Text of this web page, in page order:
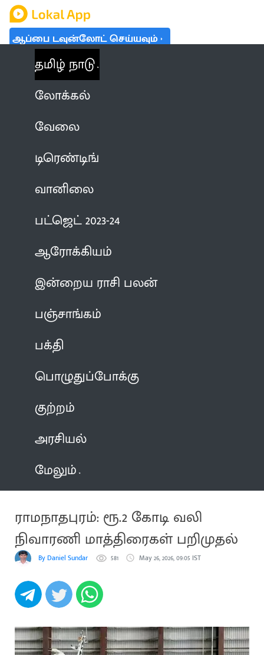
ஆப்பை டவுன்லோட் செய்யவும்
தமிழ் நாடு
லோக்கல்
வேலை
டிரெண்டிங்
வானிலை
பட்ஜெட் 2023-24
ஆரோக்கியம்
இன்றைய ராசி பலன்
பஞ்சாங்கம்
பக்தி
பொழுதுப்போக்கு
குற்றம்
அரசியல்
மேலும்
ராமநாதபுரம்: ரூ.2 கோடி வலி
நிவாரணி மாத்திரைகள் பறிமுதல்
By Daniel Sundar 581 May 26, 2026, 09:05 IST